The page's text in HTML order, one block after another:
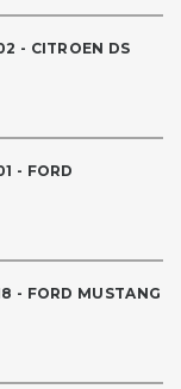
- CITROEN DS
- FORD
- FORD MUSTANG